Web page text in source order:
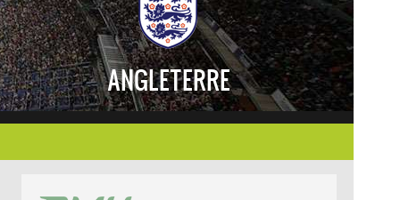
ANGLETERRE